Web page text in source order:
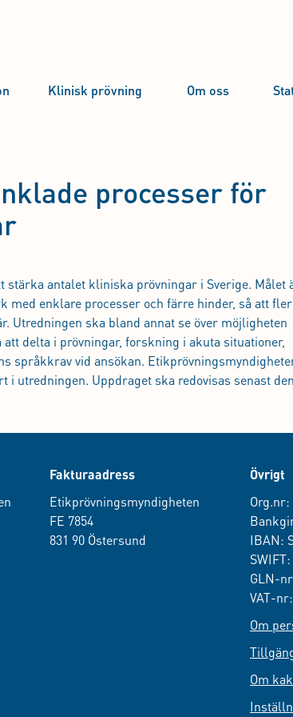
Klinisk prövning Om oss
processer för
antalet kliniska prövningar i Sverige. Målet
med enklare processer och färre hinder, så att fler
Utredningen ska bland annat se över möjligheten
delta i prövningar, forskning i akuta situationer,
språkkrav vid ansökan.
i utredningen. Uppdraget ska redovisas senast den
Fakturaadress
Etikprövningsmyndigheten
FE 7854
831 90 Östersund
Övrigt
Org.nr:
IBAN:
GLN-
VAT-
Om
Om